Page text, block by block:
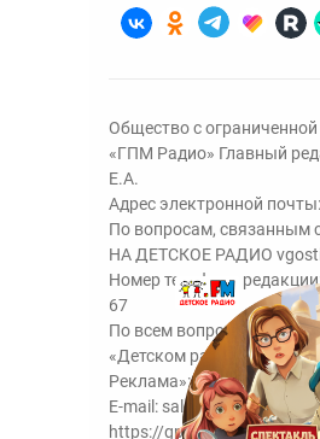
Общество с
«ГПМ Радио» Главный
Е.А.
Адрес электронной почты:
По вопросам,
НА ДЕТСКОЕ РАДИО
Номер телефона
67
По всем вопросам
«Детском радио» - сейлз-
Реклама»:+7 (495) 921-
E-mail: sales@gazprom-
https://gpmsaleshouse.ru/